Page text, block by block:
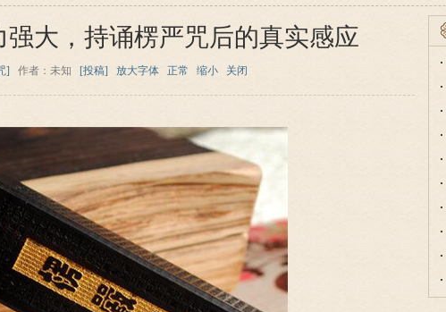
强大，持诵楞严咒后的真实感应
] 作者：未知 [投稿] 放大字体 正常 缩小 关闭